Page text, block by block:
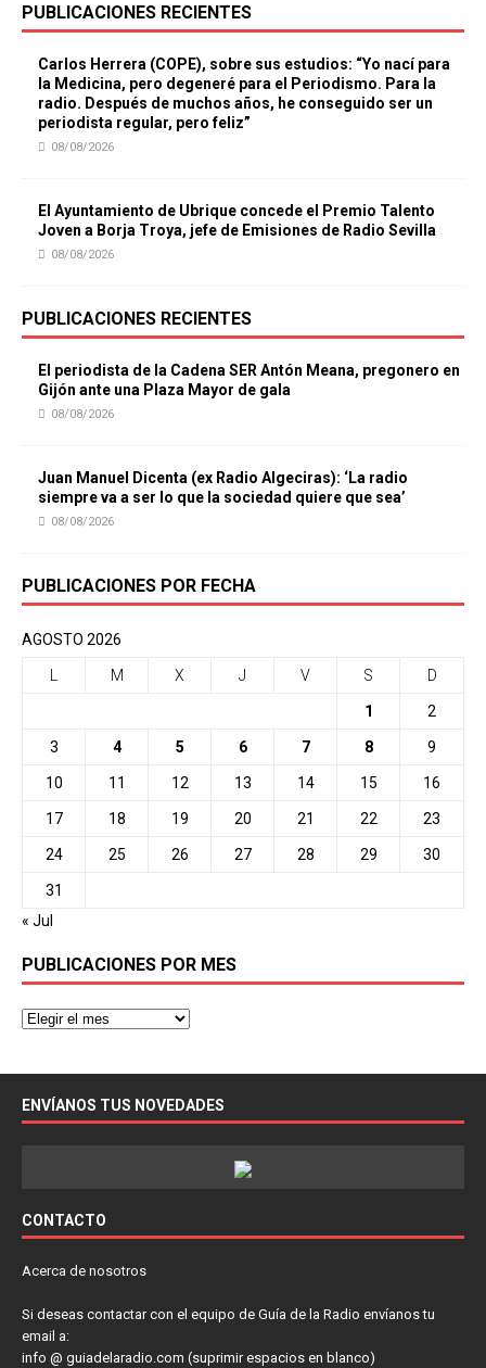
PUBLICACIONES RECIENTES
Carlos Herrera (COPE), sobre sus estudios: “Yo nací para
la Medicina, pero degeneré para el Periodismo. Para la
radio. Después de muchos años, he conseguido ser un
periodista regular, pero feliz”
08/08/2026
El Ayuntamiento de Ubrique concede el Premio Talento
Joven a Borja Troya, jefe de Emisiones de Radio Sevilla
08/08/2026
PUBLICACIONES RECIENTES
El periodista de la Cadena SER Antón Meana, pregonero en
Gijón ante una Plaza Mayor de gala
08/08/2026
Juan Manuel Dicenta (ex Radio Algeciras): ‘La radio
siempre va a ser lo que la sociedad quiere que sea’
08/08/2026
PUBLICACIONES POR FECHA
AGOSTO 2026
M X J V S D
1 2
3 4 5 6 7 8 9
10 11 12 13 14 15 16
17 18 19 20 21 22 23
24 25 26 27 28 29 30
31
« Jul
PUBLICACIONES POR MES
ENVÍANOS TUS NOVEDADES
CONTACTO
Acerca de nosotros
Si deseas contactar con el equipo de Guía de la Radio envíanos tu
email a:
info @ guiadelaradio.com (suprimir espacios en blanco)